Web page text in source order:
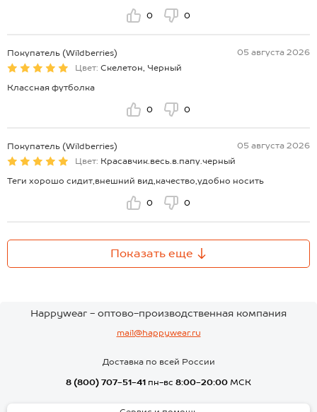
0 0
Покупатель (Wildberries)
05 августа 2026
Цвет: Скелетон, Черный
Классная футболка
0 0
Покупатель (Wildberries)
05 августа 2026
Цвет: Красавчик.весь.в.папу.черный
Теги хорошо сидит,внешний вид,качество,удобно носить
0 0
Показать еще
Happywear - оптово-производственная компания
mail@happywear.ru
Доставка по всей России
8 (800) 707-51-41 пн-вс 8:00-20:00 МСК